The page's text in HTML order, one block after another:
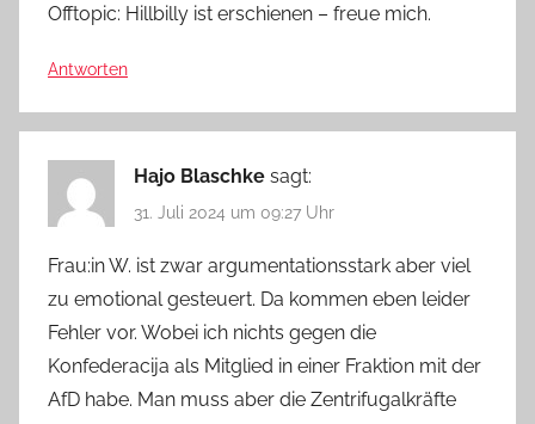
Offtopic: Hillbilly ist erschienen – freue mich.
Antworten
Hajo Blaschke sagt:
31. Juli 2024 um 09:27 Uhr
Frau:in W. ist zwar argumentationsstark aber viel
zu emotional gesteuert. Da kommen eben leider
Fehler vor. Wobei ich nichts gegen die
Konfederacija als Mitglied in einer Fraktion mit der
AfD habe. Man muss aber die Zentrifugalkräfte